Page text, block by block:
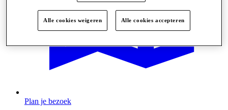
Plan je bezoek
Alle cookies weigeren Alle cookies accepteren